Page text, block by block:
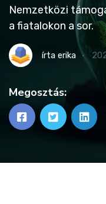
Nemzetközi
a fiatalokon a sor.
írta erika
Megosztás: